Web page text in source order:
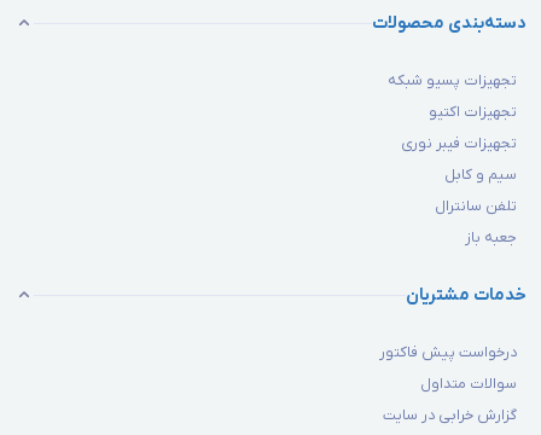
دسته‌بندی محصولات
تجهیزات پسیو شبکه
تجهیزات اکتیو
تجهیزات فیبر نوری
سیم و کابل
تلفن سانترال
جعبه باز
خدمات مشتریان
درخواست پیش فاکتور
سوالات متداول
گزارش خرابی در سایت